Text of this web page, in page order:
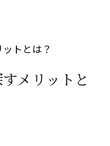
トとは？
メリットと